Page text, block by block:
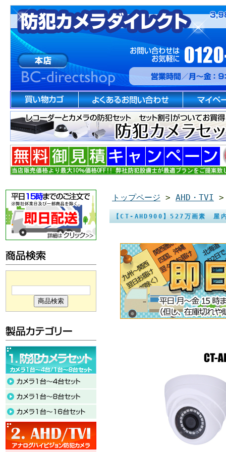
トップページ > AHD・TVI
【CT-AHD900】527万画素 屋